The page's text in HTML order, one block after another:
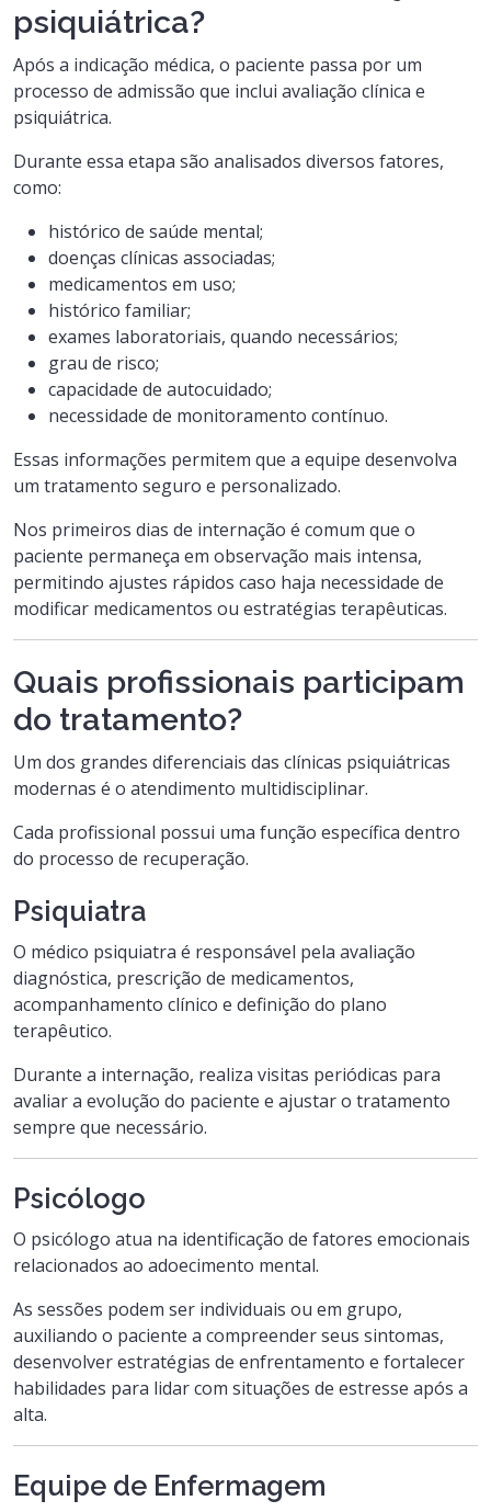
psiquiátrica?
Após a indicação médica, o paciente passa por um
processo de admissão que inclui avaliação clínica e
psiquiátrica.
Durante essa etapa são analisados diversos fatores,
como:
histórico de saúde mental;
doenças clínicas associadas;
medicamentos em uso;
histórico familiar;
exames laboratoriais, quando necessários;
grau de risco;
capacidade de autocuidado;
necessidade de monitoramento contínuo.
Essas informações permitem que a equipe desenvolva
um tratamento seguro e personalizado.
Nos primeiros dias de internação é comum que o
paciente permaneça em observação mais intensa,
permitindo ajustes rápidos caso haja necessidade de
modificar medicamentos ou estratégias terapêuticas.
Quais profissionais participam
do tratamento?
Um dos grandes diferenciais das clínicas psiquiátricas
modernas é o atendimento multidisciplinar.
Cada profissional possui uma função específica dentro
do processo de recuperação.
Psiquiatra
O médico psiquiatra é responsável pela avaliação
diagnóstica, prescrição de medicamentos,
acompanhamento clínico e definição do plano
terapêutico.
Durante a internação, realiza visitas periódicas para
avaliar a evolução do paciente e ajustar o tratamento
sempre que necessário.
Psicólogo
O psicólogo atua na identificação de fatores emocionais
relacionados ao adoecimento mental.
As sessões podem ser individuais ou em grupo,
auxiliando o paciente a compreender seus sintomas,
desenvolver estratégias de enfrentamento e fortalecer
habilidades para lidar com situações de estresse após a
alta.
Equipe de Enfermagem